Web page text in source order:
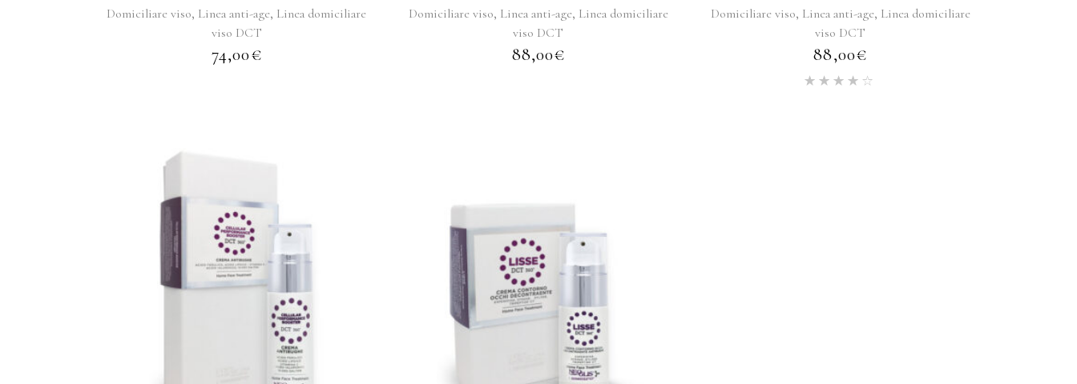
Domiciliare viso, Linea anti-age, Linea domiciliare
viso DCT
74,00€
Domiciliare viso, Linea anti-age, Linea domiciliare
viso DCT
88,00€
Domiciliare viso, Linea anti-age, Linea domiciliare
viso DCT
88,00€